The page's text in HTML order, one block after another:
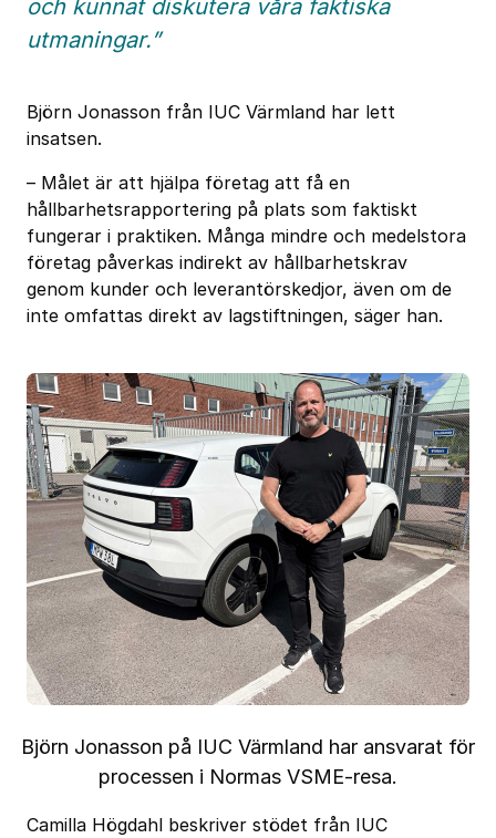
och kunnat diskutera våra faktiska
utmaningar.”
Björn Jonasson från IUC Värmland har lett
insatsen.
– Målet är att hjälpa företag att få en
hållbarhetsrapportering på plats som faktiskt
fungerar i praktiken. Många mindre och medelstora
företag påverkas indirekt av hållbarhetskrav
genom kunder och leverantörskedjor, även om de
inte omfattas direkt av lagstiftningen, säger han.
Björn Jonasson på IUC Värmland har ansvarat för
processen i Normas VSME-resa.
Camilla Högdahl beskriver stödet från IUC